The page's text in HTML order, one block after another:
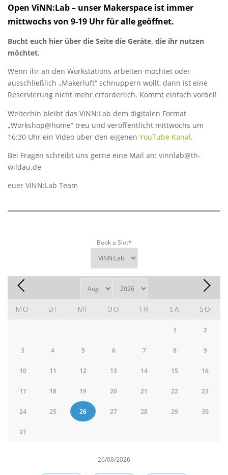
Open ViNN:Lab – unser Makerspace ist immer
mittwochs von 9-19 Uhr für alle geöffnet.
Bucht euch hier über die Seite die Geräte, die ihr nutzen
möchtet.
Wenn ihr an den Workstations arbeiten möchtet oder
ausschließlich „Makerluft“ schnuppern wollt, dann ist eine
Reservierung nicht mehr erforderlich. Kommt einfach vorbei!
Weiterhin bleibt das ViNN:Lab dem digitalen Format
„Workshop@home“ treu und veröffentlicht mittwochs um
16:30 Uhr ein Video über den eigenen YouTube Kanal.
Bei Fragen schreibt uns gerne eine Mail an: vinnlab@th-
wildau.de
euer ViNN:Lab Team
Book a Slot*
MO DI MI DO FR SA SO
1 2
3 4 5 6 7 8 9
10 11 12 13 14 15 16
17 18 19 20 21 22 23
24 25 26 27 28 29 30
31
26/08/2026